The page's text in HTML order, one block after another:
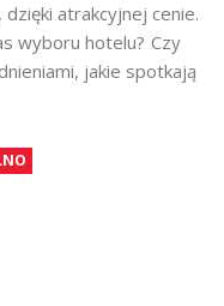
atrakcyjnej cenie.
wyboru hotelu? Czy
jakie spotkają